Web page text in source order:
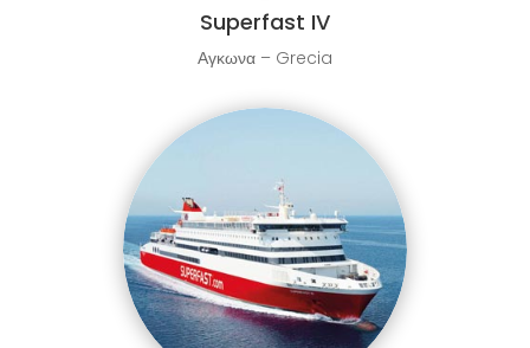
Superfast IV
Αγκωνα – Grecia